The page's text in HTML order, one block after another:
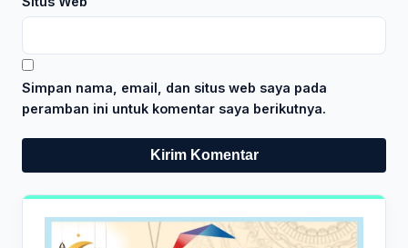
Simpan nama, email, dan situs web saya pada
peramban ini untuk komentar saya berikutnya.